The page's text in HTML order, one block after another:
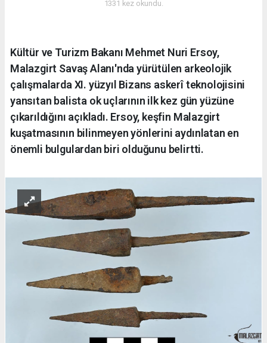
1331 kez okundu.
Kültür ve Turizm Bakanı Mehmet Nuri Ersoy,
Malazgirt Savaş Alanı'nda yürütülen arkeolojik
çalışmalarda XI. yüzyıl Bizans askerî teknolojisini
yansıtan balista ok uçlarının ilk kez gün yüzüne
çıkarıldığını açıkladı. Ersoy, keşfin Malazgirt
kuşatmasının bilinmeyen yönlerini aydınlatan en
önemli bulgulardan biri olduğunu belirtti.